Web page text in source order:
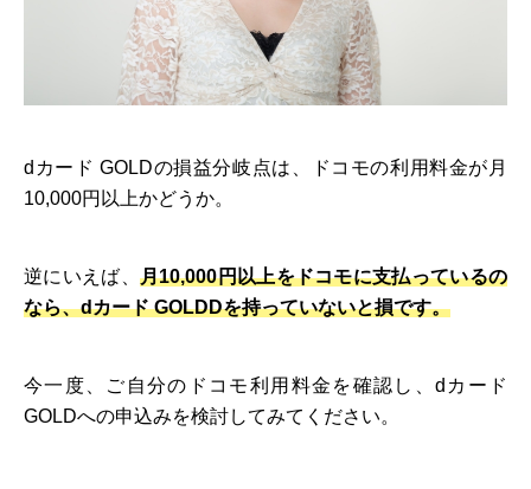
dカード GOLDの損益分岐点は、ドコモの利用料金が月
10,000円以上かどうか。
逆にいえば、 月10,000円以上をドコモに支払っているの
なら、dカード GOLDDを持っていないと損です。
今一度、ご自分のドコモ利用料金を確認し、dカード
GOLDへの申込みを検討してみてください。